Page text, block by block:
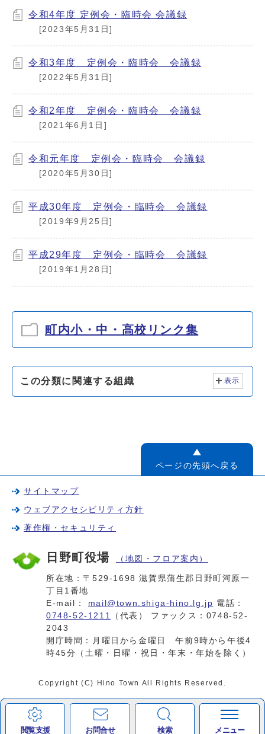
閲覧支援 お問合せ 検索 メニュー
令和4年度 定例会・臨時会 会議録
[2023年5月31日]
令和3年度 定例会・臨時会 会議録
[2022年5月31日]
令和2年度 定例会・臨時会 会議録
[2021年6月1日]
令和元年度 定例会・臨時会 会議録
[2020年5月30日]
平成30年度 定例会・臨時会 会議録
[2019年9月25日]
平成29年度 定例会・臨時会 会議録
[2019年1月28日]
町内小・中・高校リンク集
この分類に関連する組織 表示
ページの先頭へ戻る
サイトマップ
ウェブアクセシビリティ方針
著作権・セキュリティ
日野町役場 （地図・フロア案内）
所在地：〒529-1698 滋賀県蒲生郡日野町河原一
丁目1番地
E-mail： mail@town.shiga-hino.lg.jp 電話：
0748-52-1211
（代表） ファックス：0748-52-
2043
開庁時間：月曜日から金曜日 午前9時から午後4
時45分（土曜・日曜・祝日・年末・年始を除く）
Copyright (C) Hino Town All Rights Reserved.